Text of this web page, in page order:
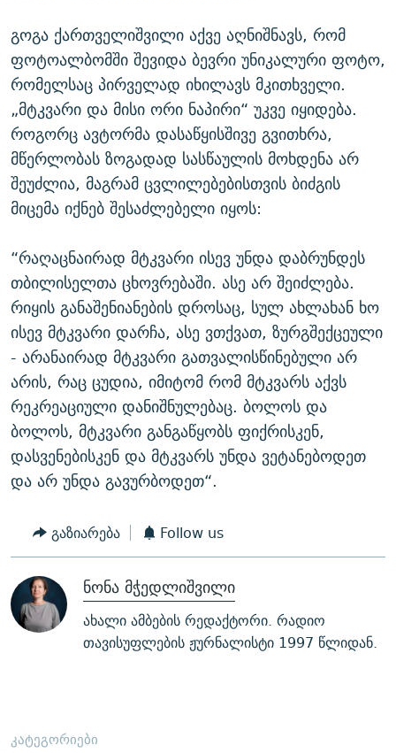
გოგა ქართველიშვილი აქვე აღნიშნავს, რომ
ფოტოალბომში შევიდა ბევრი უნიკალური ფოტო,
რომელსაც პირველად იხილავს მკითხველი.
„მტკვარი და მისი ორი ნაპირი“ უკვე იყიდება.
როგორც ავტორმა დასაწყისშივე გვითხრა,
მწერლობას ზოგადად სასწაულის მოხდენა არ
შეუძლია, მაგრამ ცვლილებებისთვის ბიძგის
მიცემა იქნებ შესაძლებელი იყოს:
“რაღაცნაირად მტკვარი ისევ უნდა დაბრუნდეს
თბილისელთა ცხოვრებაში. ასე არ შეიძლება.
რიყის განაშენიანების დროსაც, სულ ახლახან ხო
ისევ მტკვარი დარჩა, ასე ვთქვათ, ზურგშექცეული
- არანაირად მტკვარი გათვალისწინებული არ
არის, რაც ცუდია, იმიტომ რომ მტკვარს აქვს
რეკრეაციული დანიშნულებაც. ბოლოს და
ბოლოს, მტკვარი განგაწყობს ფიქრისკენ,
დასვენებისკენ და მტკვარს უნდა ვეტანებოდეთ
და არ უნდა გავურბოდეთ“.
გაზიარება Follow us
ნონა მჭედლიშვილი
ახალი ამბების რედაქტორი. რადიო
თავისუფლების ჟურნალისტი 1997 წლიდან.
კატეგორიები